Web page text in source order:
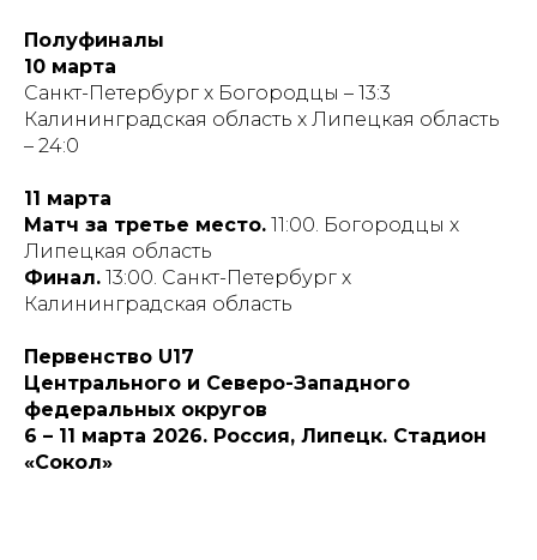
Полуфиналы
10 марта
Санкт-Петербург х Богородцы – 13:3
Калининградская область х Липецкая область
– 24:0
11 марта
Матч за третье место. 11:00. Богородцы х
Липецкая область
Финал. 13:00. Санкт-Петербург х
Калининградская область
Первенство U17
Центрального и Северо-Западного
федеральных округов
6 – 11 марта 2026. Россия, Липецк. Стадион
«Сокол»